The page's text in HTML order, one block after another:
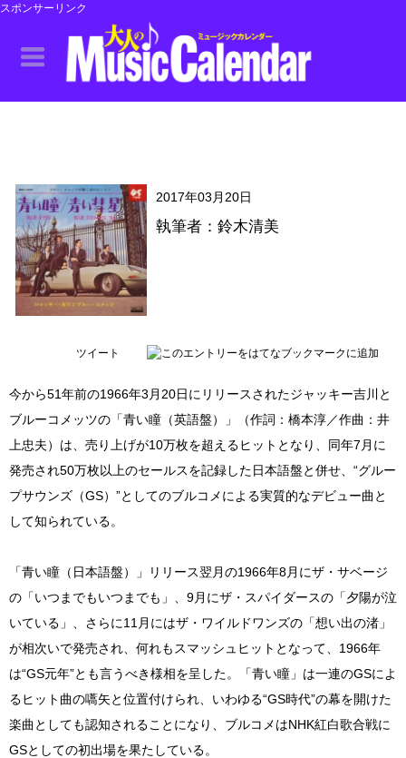
スポンサーリンク
2017年03月20日
執筆者：鈴木清美
ツイート
今から51年前の1966年3月20日にリリースされたジャッキー吉川と
ブルーコメッツの「青い瞳（英語盤）」（作詞：橋本淳／作曲：井
上忠夫）は、売り上げが10万枚を超えるヒットとなり、同年7月に
発売され50万枚以上のセールスを記録した日本語盤と併せ、“グルー
プサウンズ（GS）”としてのブルコメによる実質的なデビュー曲と
して知られている。
「青い瞳（日本語盤）」リリース翌月の1966年8月にザ・サベージ
の「いつまでもいつまでも」、9月にザ・スパイダースの「夕陽が泣
いている」、さらに11月にはザ・ワイルドワンズの「想い出の渚」
が相次いで発売され、何れもスマッシュヒットとなって、1966年
は“GS元年”とも言うべき様相を呈した。「青い瞳」は一連のGSによ
るヒット曲の嚆矢と位置付けられ、いわゆる“GS時代”の幕を開けた
楽曲としても認知されることになり、ブルコメはNHK紅白歌合戦に
GSとしての初出場を果たしている。